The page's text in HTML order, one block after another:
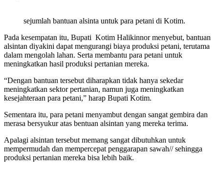
sejumlah bantuan alsinta untuk para petani di Kotim.
Pada kesempatan itu, Bupati Kotim Halikinnor menyebut, bantuan
alsintan diyakini dapat mengurangi biaya produksi petani, terutama
dalam mengolah lahan. Serta membantu para petani untuk
meningkatkan hasil produksi pertanian mereka.
“Dengan bantuan tersebut diharapkan tidak hanya sekedar
meningkatkan sektor pertanian, namun juga meningkatkan
kesejahteraan para petani,” harap Bupati Kotim.
Sementara itu, para petani menyambut dengan sangat gembira dan
merasa bersyukur atas bentuan alsintan yang mereka terima.
Apalagi alsintan tersebut memang sangat dibutuhkan untuk
mempermudah dan mempercepat penggarapan sawah// sehingga
produksi pertanian mereka bisa lebih baik.